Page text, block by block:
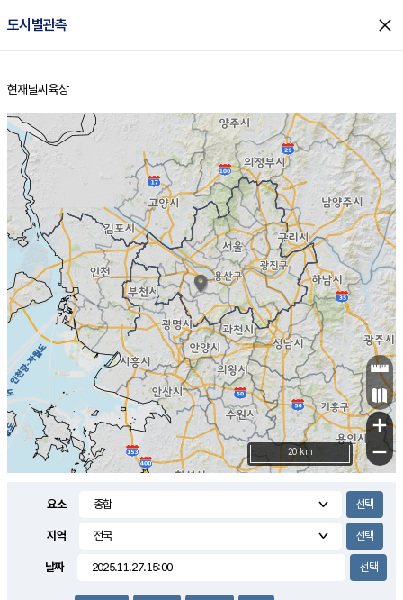
도시별관측 close
홈
현재날씨 육상
+
−
20 km
요소
지역
날짜